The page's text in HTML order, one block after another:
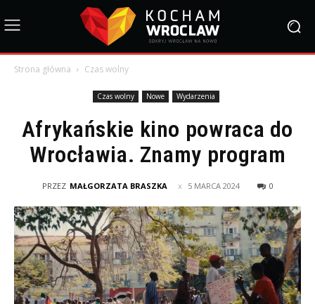
Strona główna Czas wolny
Czas wolny Nowe Wydarzenia
Afrykańskie kino powraca do
Wrocławia. Znamy program
PRZEZ MAŁGORZATA BRASZKA 5 MARCA 2024 0